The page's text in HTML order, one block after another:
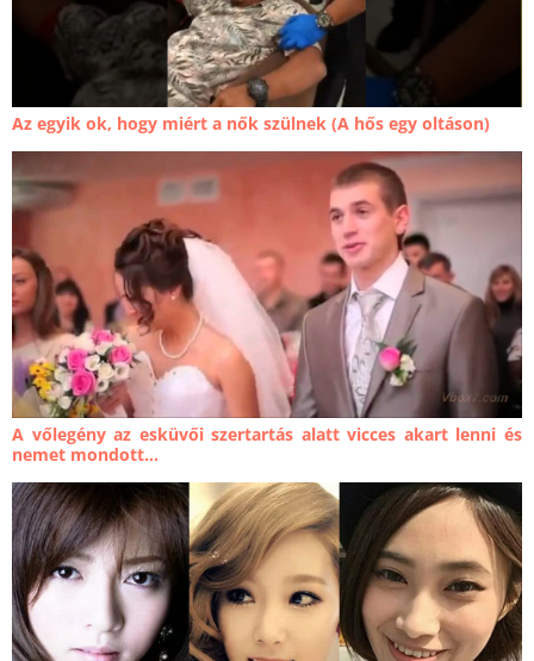
Az egyik ok, hogy miért a nők szülnek (A hős egy oltáson)
A vőlegény az esküvői szertartás alatt vicces akart lenni és
nemet mondott...